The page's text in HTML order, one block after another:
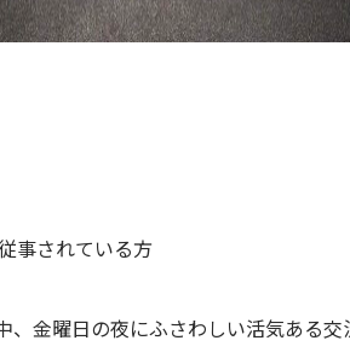
事されている方
金曜日の夜にふさわしい活気ある交